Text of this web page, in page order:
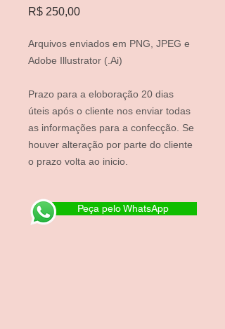
R$ 250,00Preço
Arquivos enviados em PNG, JPEG e
Adobe Illustrator (.Ai)
Prazo para a eloboração 20 dias
úteis após o cliente nos enviar todas
as informações para a confecção. Se
houver alteração por parte do cliente
o prazo volta ao inicio.
Peça pelo WhatsApp